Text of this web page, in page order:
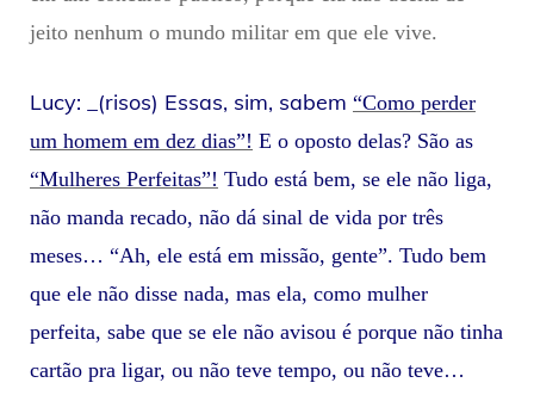
jeito nenhum o mundo militar em que ele vive.
Lucy: _(risos) Essas, sim, sabem “Como perder
um homem em dez dias”! E o oposto delas? São as
“Mulheres Perfeitas”! Tudo está bem, se ele não liga,
não manda recado, não dá sinal de vida por três
meses… “Ah, ele está em missão, gente”. Tudo bem
que ele não disse nada, mas ela, como mulher
perfeita, sabe que se ele não avisou é porque não tinha
cartão pra ligar, ou não teve tempo, ou não teve…